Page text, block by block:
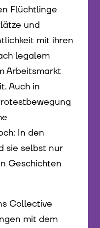
Flüchtlinge
und
mit ihren
legalem
Arbeitsmarkt
Auch in
In den
sie selbst nur
Geschichten
Collective
mit dem